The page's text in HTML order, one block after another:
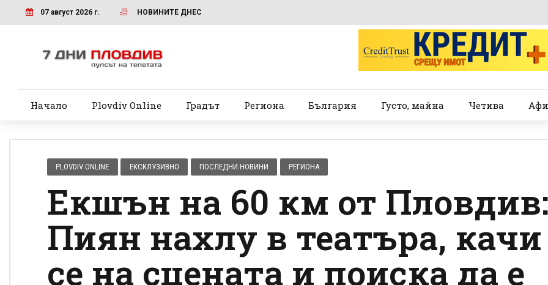
07 август 2026 г. НОВИНИТЕ ДНЕС
Начало Plovdiv Online Градът Региона България Густо, майна Четива
PLOVDIV ONLINE ЕКСКЛУЗИВНО ПОСЛЕДНИ НОВИНИ РЕГИОНА
Екшън на 60 км от Пловдив:
Пиян нахлу в театъра, качи
се на сцената и поиска да е